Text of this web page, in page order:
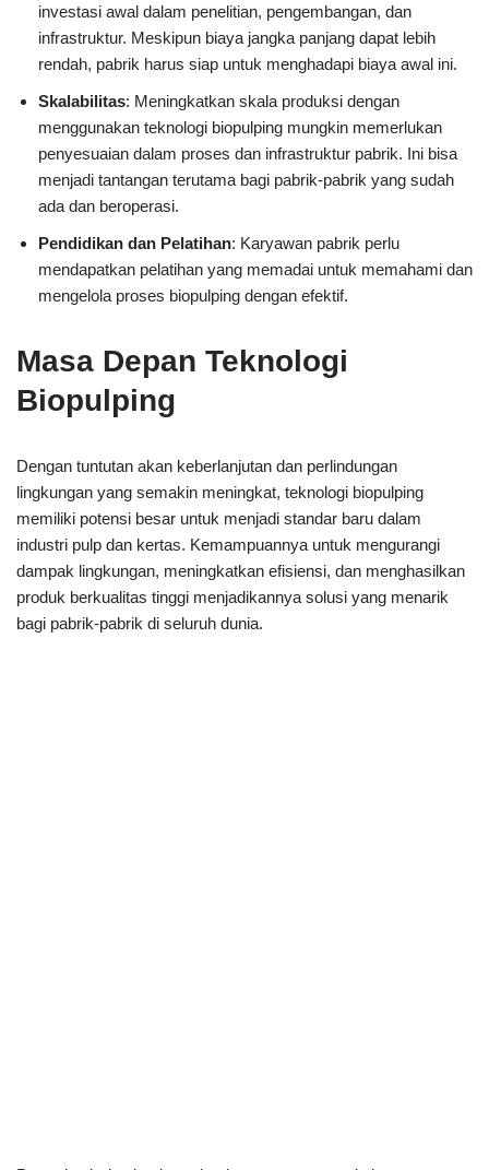
investasi awal dalam penelitian, pengembangan, dan
infrastruktur. Meskipun biaya jangka panjang dapat lebih
rendah, pabrik harus siap untuk menghadapi biaya awal ini.
Skalabilitas: Meningkatkan skala produksi dengan
menggunakan teknologi biopulping mungkin memerlukan
penyesuaian dalam proses dan infrastruktur pabrik. Ini bisa
menjadi tantangan terutama bagi pabrik-pabrik yang sudah
ada dan beroperasi.
Pendidikan dan Pelatihan: Karyawan pabrik perlu
mendapatkan pelatihan yang memadai untuk memahami dan
mengelola proses biopulping dengan efektif.
Masa Depan Teknologi
Biopulping
Dengan tuntutan akan keberlanjutan dan perlindungan
lingkungan yang semakin meningkat, teknologi biopulping
memiliki potensi besar untuk menjadi standar baru dalam
industri pulp dan kertas. Kemampuannya untuk mengurangi
dampak lingkungan, meningkatkan efisiensi, dan menghasilkan
produk berkualitas tinggi menjadikannya solusi yang menarik
bagi pabrik-pabrik di seluruh dunia.